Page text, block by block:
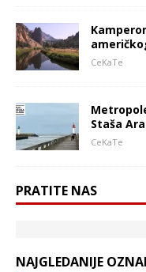
CeKaTe
Staša
CeKaTe
PRATITE NAS
NAJGLEDANIJE